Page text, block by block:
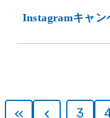
Instagramキャン
3